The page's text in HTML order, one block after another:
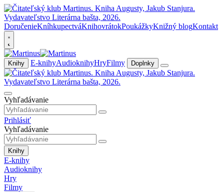
DoručenieKníhkupectváKnihovrátokPoukážkyKnižný blogKontakt
Knihy E-knihyAudioknihyHryFilmy Doplnky
Vyhľadávanie
Prihlásiť
Vyhľadávanie
Knihy
E-knihy
Audioknihy
Hry
Filmy